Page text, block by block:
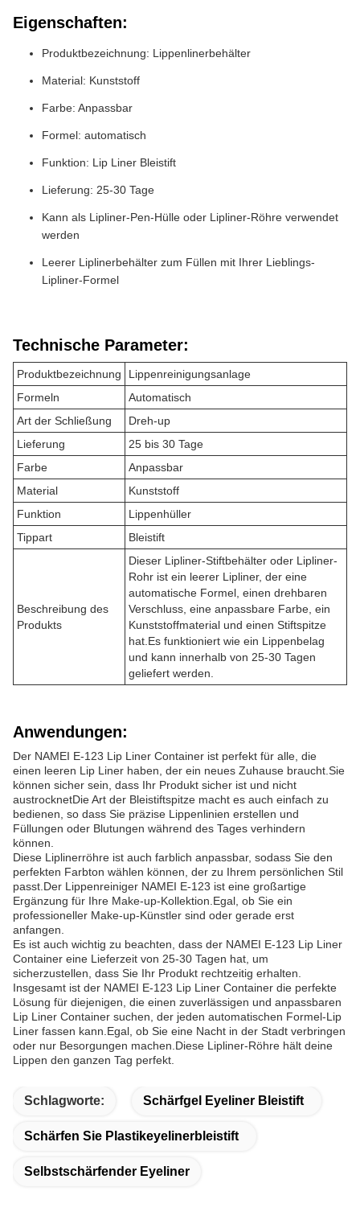
Eigenschaften:
Produktbezeichnung: Lippenlinerbehälter
Material: Kunststoff
Farbe: Anpassbar
Formel: automatisch
Funktion: Lip Liner Bleistift
Lieferung: 25-30 Tage
Kann als Lipliner-Pen-Hülle oder Lipliner-Röhre verwendet
werden
Leerer Liplinerbehälter zum Füllen mit Ihrer Lieblings-
Lipliner-Formel
Technische Parameter:
Produktbezeichnung
Lippenreinigungsanlage
Formeln
Automatisch
Art der Schließung
Dreh-up
Lieferung
25 bis 30 Tage
Farbe
Anpassbar
Material
Kunststoff
Funktion
Lippenhüller
Tippart
Bleistift
Beschreibung des
Produkts
Dieser Lipliner-Stiftbehälter oder Lipliner-
Rohr ist ein leerer Lipliner, der eine
automatische Formel, einen drehbaren
Verschluss, eine anpassbare Farbe, ein
Kunststoffmaterial und einen Stiftspitze
hat.Es funktioniert wie ein Lippenbelag
und kann innerhalb von 25-30 Tagen
geliefert werden.
Anwendungen:
Der NAMEI E-123 Lip Liner Container ist perfekt für alle, die
einen leeren Lip Liner haben, der ein neues Zuhause braucht.Sie
können sicher sein, dass Ihr Produkt sicher ist und nicht
austrocknetDie Art der Bleistiftspitze macht es auch einfach zu
bedienen, so dass Sie präzise Lippenlinien erstellen und
Füllungen oder Blutungen während des Tages verhindern
können.
Diese Liplinerröhre ist auch farblich anpassbar, sodass Sie den
perfekten Farbton wählen können, der zu Ihrem persönlichen Stil
passt.Der Lippenreiniger NAMEI E-123 ist eine großartige
Ergänzung für Ihre Make-up-Kollektion.Egal, ob Sie ein
professioneller Make-up-Künstler sind oder gerade erst
anfangen.
Es ist auch wichtig zu beachten, dass der NAMEI E-123 Lip Liner
Container eine Lieferzeit von 25-30 Tagen hat, um
sicherzustellen, dass Sie Ihr Produkt rechtzeitig erhalten.
Insgesamt ist der NAMEI E-123 Lip Liner Container die perfekte
Lösung für diejenigen, die einen zuverlässigen und anpassbaren
Lip Liner Container suchen, der jeden automatischen Formel-Lip
Liner fassen kann.Egal, ob Sie eine Nacht in der Stadt verbringen
oder nur Besorgungen machen.Diese Lipliner-Röhre hält deine
Lippen den ganzen Tag perfekt.
Schlagworte: Schärfgel Eyeliner Bleistift
Schärfen Sie Plastikeyelinerbleistift
Selbstschärfender Eyeliner